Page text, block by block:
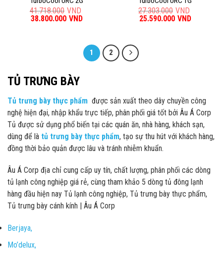
41.718.000 VND
Giá
38.800.000 VND
38.800.000VND.
27.303.000 VND
Giá
25.590.000 VND
1 2
TỦ TRƯNG BÀY
Tủ trưng bày thực phẩm được sản xuất theo dây chuyền công
nghệ hiện đại, nhập khẩu trực tiếp, phân phối giá tốt bởi Âu Á Corp
Tủ được sử dụng phổ biến tại các quán ăn, nhà hàng, khách sạn,
dùng để là tủ trưng bày thực phẩm, tạo sự thu hút với khách hàng,
đồng thời bảo quản được lâu và tránh nhiễm khuẩn.
Âu Á Corp địa chỉ cung cấp uy tín, chất lượng, phân phối các dòng
tủ lạnh công nghiệp giá rẻ, cùng tham khảo 5 dòng tủ đông lạnh
hàng đầu hiện nay Tủ lạnh công nghiệp, Tủ trưng bày thực phẩm,
Tủ trưng bày cánh kính | Âu Á Corp
Berjaya,
Mo’delux,